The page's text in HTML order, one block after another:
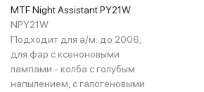
MTF Night Assistant PY21W
NPY21W
Подходит для а/м: до 2006;
для фар с ксеноновыми
лампами - колба с голубым
напылением, с галогеновыми